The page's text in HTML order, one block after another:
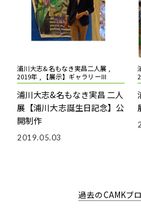
浦川大志&名もなき実昌二人展 ,
2019年 , 【展示】ギャラリーIII
浦川大志&名もなき実昌 二人
展【浦川大志誕生日記念】公
開制作
2019.05.03
過去のCAMKブ